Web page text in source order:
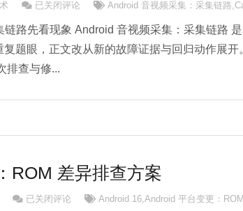
Android 音视频采集：采集链路：相机预览方向优化
已关闭评论 Android 音视频采集：采集链路,
路先看现象 Android 音视频采集：采集链路
题眼，正文改从新的故障证据与回归动作展开
排查与修...
ROM 差异排查方案
Android 平台变更：ROM 差异排查方案
已关闭评论 Android 16,Android 平台变更：